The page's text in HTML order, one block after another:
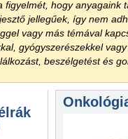
figyelmét, hogy anyagaink
jellegűek, így nem
vagy más témával
gyógyszerészekkel
beszélgetést és